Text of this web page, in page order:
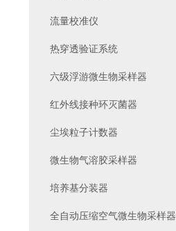
流量校准仪
热穿透验证系统
六级浮游微生物采样器
红外线接种环灭菌器
尘埃粒子计数器
微生物气溶胶采样器
培养基分装器
全自动压缩空气微生物采样器